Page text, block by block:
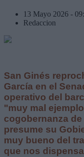
13 Mayo 2026 -
Redaccion
San Ginés
García en el
operativo del
"muy mal
cogobernanza
presume su
muy bueno del
que nos